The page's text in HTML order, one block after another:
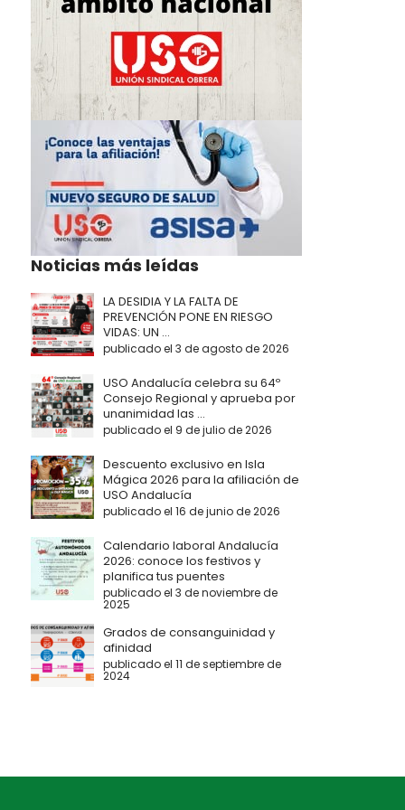
Noticias más leídas
LA DESIDIA Y LA FALTA DE
PREVENCIÓN PONE EN RIESGO
VIDAS: UN ...
publicado el 3 de agosto de 2026
USO Andalucía celebra su 64º
Consejo Regional y aprueba por
unanimidad las ...
publicado el 9 de julio de 2026
Descuento exclusivo en Isla
Mágica 2026 para la afiliación de
USO Andalucía
publicado el 16 de junio de 2026
Calendario laboral Andalucía
2026: conoce los festivos y
planifica tus puentes
publicado el 3 de noviembre de
2025
Grados de consanguinidad y
afinidad
publicado el 11 de septiembre de
2024